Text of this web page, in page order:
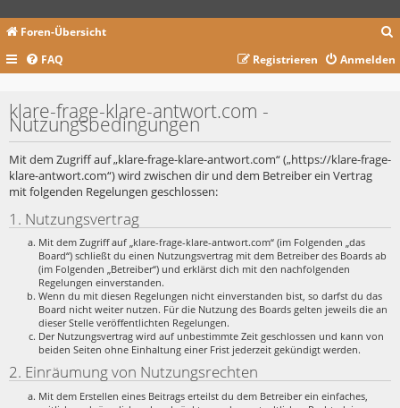
Foren-Übersicht
c
FAQ Anmelden
Registrieren
klare-frage-klare-antwort.com -
Nutzungsbedingungen
Mit dem Zugriff auf „klare-frage-klare-antwort.com“ („https://klare-frage-
klare-antwort.com“) wird zwischen dir und dem Betreiber ein Vertrag
mit folgenden Regelungen geschlossen:
1. Nutzungsvertrag
Mit dem Zugriff auf „klare-frage-klare-antwort.com“ (im Folgenden „das
Board“) schließt du einen Nutzungsvertrag mit dem Betreiber des Boards ab
(im Folgenden „Betreiber“) und erklärst dich mit den nachfolgenden
Regelungen einverstanden.
Wenn du mit diesen Regelungen nicht einverstanden bist, so darfst du das
Board nicht weiter nutzen. Für die Nutzung des Boards gelten jeweils die an
dieser Stelle veröffentlichten Regelungen.
Der Nutzungsvertrag wird auf unbestimmte Zeit geschlossen und kann von
beiden Seiten ohne Einhaltung einer Frist jederzeit gekündigt werden.
2. Einräumung von Nutzungsrechten
Mit dem Erstellen eines Beitrags erteilst du dem Betreiber ein einfaches,